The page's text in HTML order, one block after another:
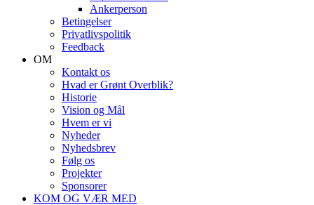
Ankerperson
Betingelser
Privatlivspolitik
Feedback
OM
Kontakt os
Hvad er Grønt Overblik?
Historie
Vision og Mål
Hvem er vi
Nyheder
Nyhedsbrev
Følg os
Projekter
Sponsorer
KOM OG VÆR MED